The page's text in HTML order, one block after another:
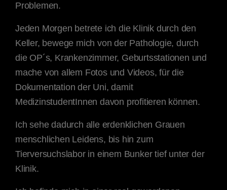
Problemen.
Jeden Morgen betrete ich die Klinik durch den
Keller, bewege mich von der Pathologie, durch
die OP´s, Krankenzimmer, Geburtsstationen und
mache von allem Fotos und Videos, für die
Dokumentation der Uni, damit
MedizinstudentInnen davon profitieren können.
Ich sehe dadurch alle erdenklichen Grauen
menschlichen Leidens, bis hin zum
Tierversuchslabor in einem Bunker tief unter der
Klinik.